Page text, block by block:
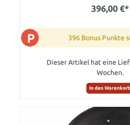
396,00 €*
P 396 Bonus Punkte
Dieser Artikel hat eine
Wochen.
In den Warenkorb